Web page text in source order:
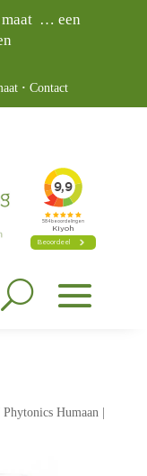
maat … een
·Contact
Humaan |